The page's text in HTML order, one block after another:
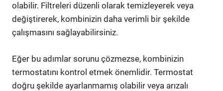
olabilir. Filtreleri düzenli olarak temizleyerek veya
değiştirerek, kombinizin daha verimli bir şekilde
çalışmasını sağlayabilirsiniz.
Eğer bu adımlar sorunu çözmezse, kombinizin
termostatını kontrol etmek önemlidir. Termostat
doğru şekilde ayarlanmamış olabilir veya arızalı